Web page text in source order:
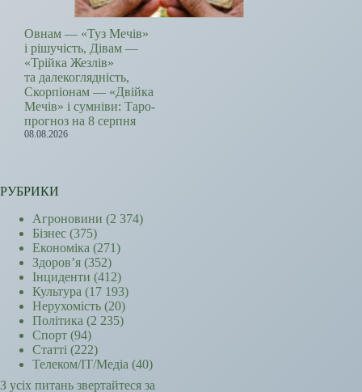
Овнам — «Туз Мечів»
і рішучість, Дівам —
«Трійка Жезлів»
та далекоглядність,
Скорпіонам — «Двійка
Мечів» і сумніви: Таро-
прогноз на 8 серпня
08.08.2026
РУБРИКИ
Агроновини (2 374)
Бізнес (375)
Економіка (271)
Здоров’я (352)
Інциденти (412)
Культура (17 193)
Нерухомість (20)
Політика (2 235)
Спорт (94)
Статті (222)
Телеком/ІТ/Медіа (40)
З усіх питань звертайтеся за